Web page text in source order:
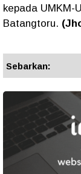
kepada UMKM-
Batangtoru.
Sebarkan: